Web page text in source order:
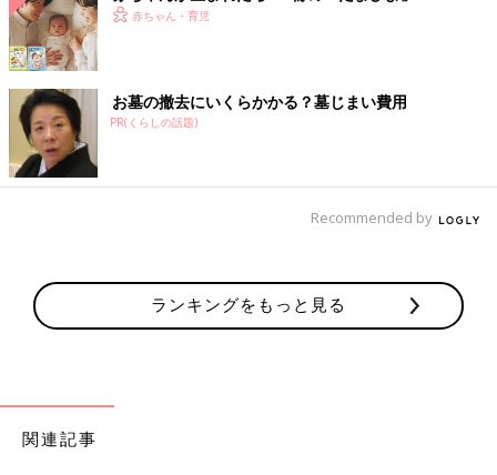
赤ちゃん・育児
お墓の撤去にいくらかかる？墓じまい費用
PR(くらしの話題)
Recommended by
ランキングをもっと見る
関連記事